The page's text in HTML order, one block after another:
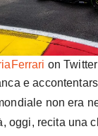
on Twitter
e
non era
oggi, recita una